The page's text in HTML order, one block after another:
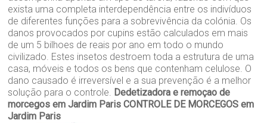
exista uma completa interdependência entre os indivíduos
de diferentes funções para a sobrevivência da colónia. Os
danos provocados por cupins estão calculados em mais
de um 5 bilhoes de reais por ano em todo o mundo
civilizado. Estes insetos destroem toda a estrutura de uma
casa, móveis e todos os bens que contenham celulose. O
dano causado é irreversível e a sua prevenção é a melhor
solução para o controle. Dedetizadora e remoçao de
morcegos em Jardim Paris CONTROLE DE MORCEGOS em
Jardim Paris